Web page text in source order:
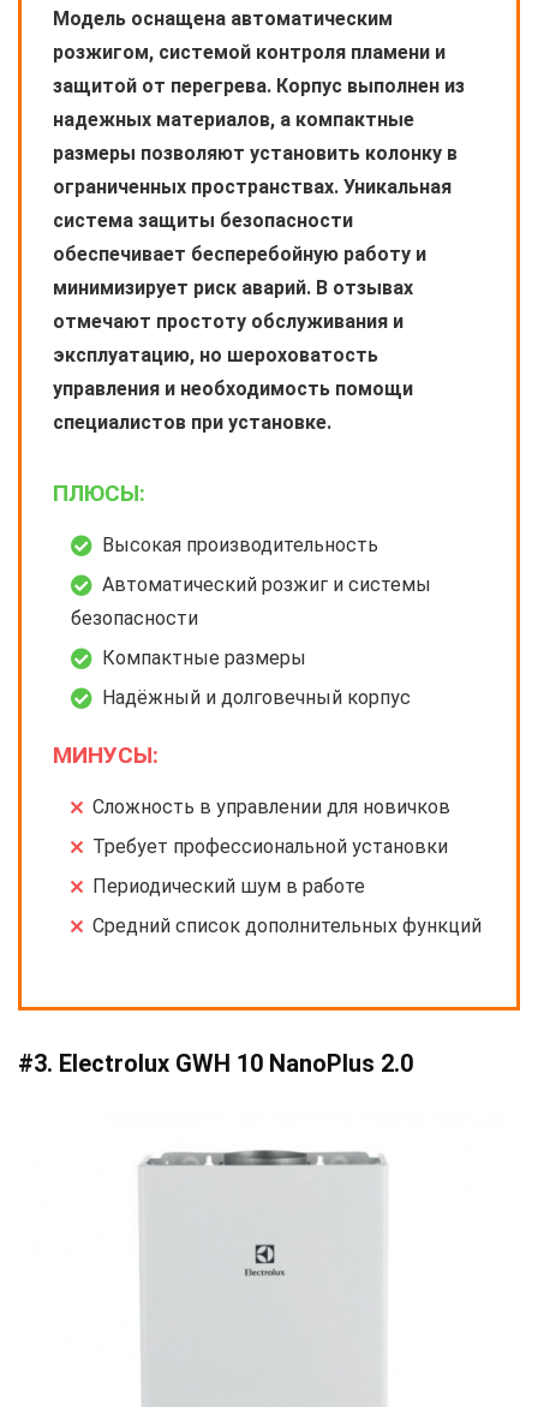
Модель оснащена автоматическим
розжигом, системой контроля пламени и
защитой от перегрева. Корпус выполнен из
надежных материалов, а компактные
размеры позволяют установить колонку в
ограниченных пространствах. Уникальная
система защиты безопасности
обеспечивает бесперебойную работу и
минимизирует риск аварий. В отзывах
отмечают простоту обслуживания и
эксплуатацию, но шероховатость
управления и необходимость помощи
специалистов при установке.
ПЛЮСЫ:
Высокая производительность
Автоматический розжиг и системы
безопасности
Компактные размеры
Надёжный и долговечный корпус
МИНУСЫ:
Сложность в управлении для новичков
Требует профессиональной установки
Периодический шум в работе
Средний список дополнительных функций
#3. Electrolux GWH 10 NanoPlus 2.0